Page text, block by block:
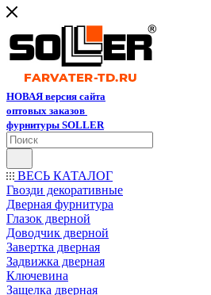
НОВАЯ версия сайта
оптовых заказов
фурнитуры SOLLER
ВЕСЬ КАТАЛОГ
Гвозди декоративные
Дверная фурнитура
Глазок дверной
Доводчик дверной
Завертка дверная
Задвижка дверная
Ключевина
Защелка дверная